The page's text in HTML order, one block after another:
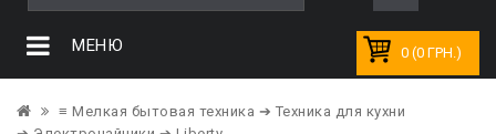
0 (0 ГРН.)
МЕНЮ
≡ Мелкая бытовая техника ➔ Техника для кухни